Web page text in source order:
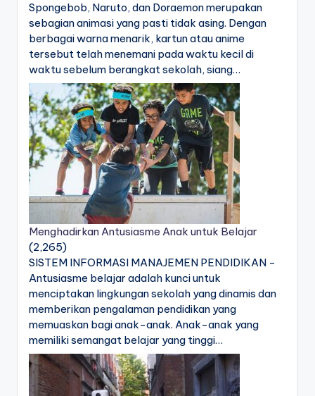
Spongebob, Naruto, dan Doraemon merupakan
sebagian animasi yang pasti tidak asing. Dengan
berbagai warna menarik, kartun atau anime
tersebut telah menemani pada waktu kecil di
waktu sebelum berangkat sekolah, siang…
Menghadirkan Antusiasme Anak untuk Belajar
(2,265)
SISTEM INFORMASI MANAJEMEN PENDIDIKAN -
Antusiasme belajar adalah kunci untuk
menciptakan lingkungan sekolah yang dinamis dan
memberikan pengalaman pendidikan yang
memuaskan bagi anak-anak. Anak-anak yang
memiliki semangat belajar yang tinggi…